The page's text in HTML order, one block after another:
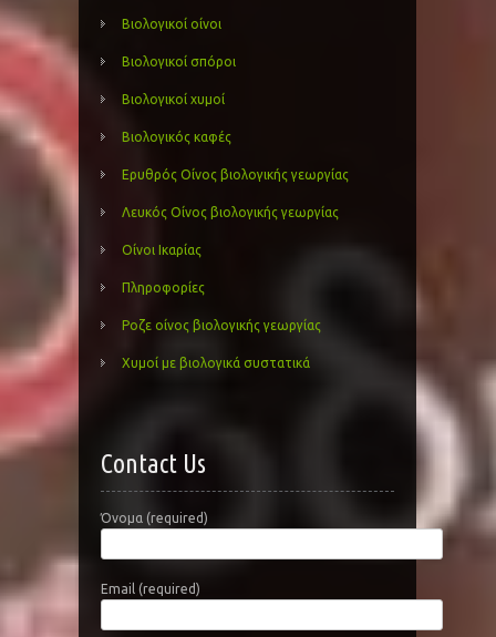
Βιολογικοί οίνοι
Βιολογικοί σπόροι
Βιολογικοί χυμοί
Βιολογικός καφές
Ερυθρός Οίνος βιολογικής γεωργίας
Λευκός Οίνος βιολογικής γεωργίας
Οίνοι Ικαρίας
Πληροφορίες
Ροζε οίνος βιολογικής γεωργίας
Χυμοί με βιολογικά συστατικά
Contact Us
Όνομα (required)
Email (required)